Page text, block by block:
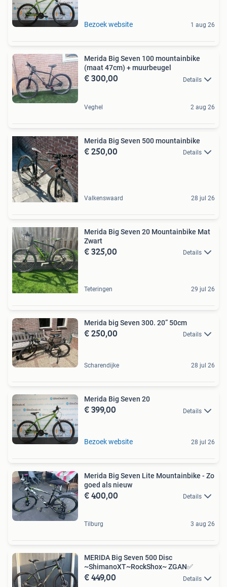
Bezoek website 1 aug 26
Merida Big Seven 100 mountainbike
(maat 47cm) + muurbeugel
€ 300,00 Details
Veghel 2 aug 26
Merida Big Seven 500 mountainbike
€ 250,00 Details
Valkenswaard 28 jul 26
Merida Big Seven 20 Mountainbike Mat
Zwart
€ 325,00 Details
Teteringen 29 jul 26
Merida big Seven 300. 20” 50cm
€ 250,00 Details
Scharendijke 28 jul 26
Merida Big Seven 20
€ 399,00 Details
Bezoek website 28 jul 26
Merida Big Seven Lite Mountainbike - Zo
goed als nieuw
€ 400,00 Details
Tilburg 3 aug 26
MERIDA Big Seven 500 Disc
~ShimanoXT~RockShox~ ZGAN✅
€ 449,00 Details